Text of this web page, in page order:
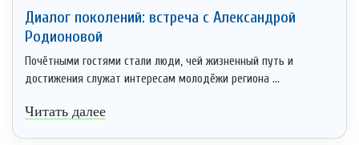
Диалог поколений: встреча с Александрой
Родионовой
Почётными гостями стали люди, чей жизненный путь и
достижения служат интересам молодёжи региона ...
Читать далее